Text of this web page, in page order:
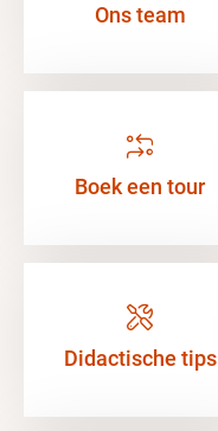
Ons team
Boek een tour
Didactische tips